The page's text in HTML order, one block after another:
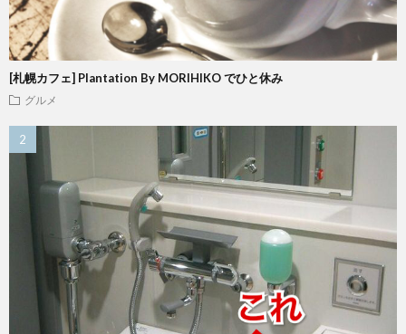
[札幌カフェ] Plantation By MORIHIKO でひと休み
グルメ